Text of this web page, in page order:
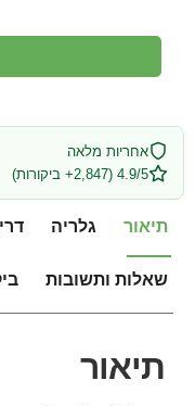
אחריות מלאה
4.9/5 (2,847+ ביקורות)
תיאור גלריה
שאלות ותשובות
תיאור